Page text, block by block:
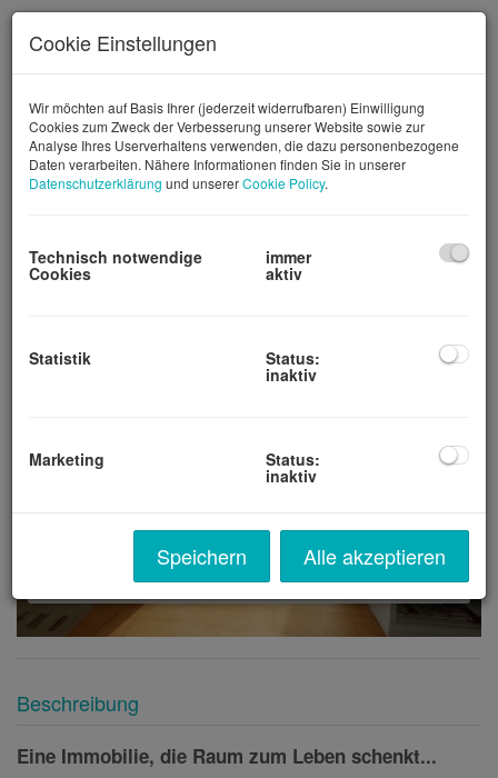
Beschreibung
Eine Immobilie, die Raum zum Leben schenkt...
Cookie Einstellungen
Wir möchten auf Basis Ihrer (jederzeit widerrufbaren) Einwilligung
Cookies zum Zweck der Verbesserung unserer Website sowie zur
Analyse Ihres Userverhaltens verwenden, die dazu personenbezogene
Daten verarbeiten. Nähere Informationen finden Sie in unserer
Datenschutzerklärung und unsererCookie Policy.
Technisch notwendige
Cookies
immer
aktiv
Statistik Status:
inaktiv
Marketing Status:
inaktiv
Speichern Alle akzeptieren